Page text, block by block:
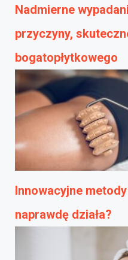
Nadmierne
przyczyny,
bogatopłytkowego
Innowacyjne
naprawdę działa?